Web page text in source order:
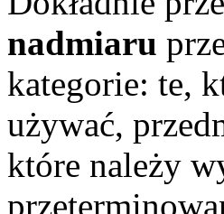
nadmiaru
kategorie: te,
używać,
które należy